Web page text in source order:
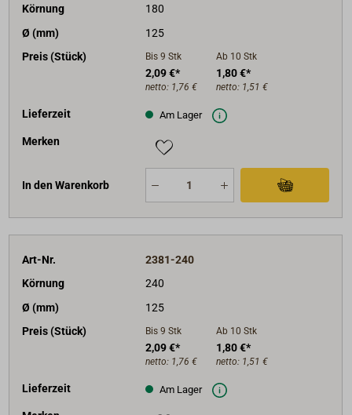
Körnung
180
Ø (mm)
125
Preis (Stück)
Bis 9 Stk
2,09 €*
netto: 1,76 €
Ab 10 Stk
1,80 €*
netto: 1,51 €
Lieferzeit Am Lager
Merken
In den Warenkorb
Art-Nr.
2381-240
Körnung
240
Ø (mm)
125
Preis (Stück)
Bis 9 Stk
2,09 €*
netto: 1,76 €
Ab 10 Stk
1,80 €*
netto: 1,51 €
Lieferzeit Am Lager